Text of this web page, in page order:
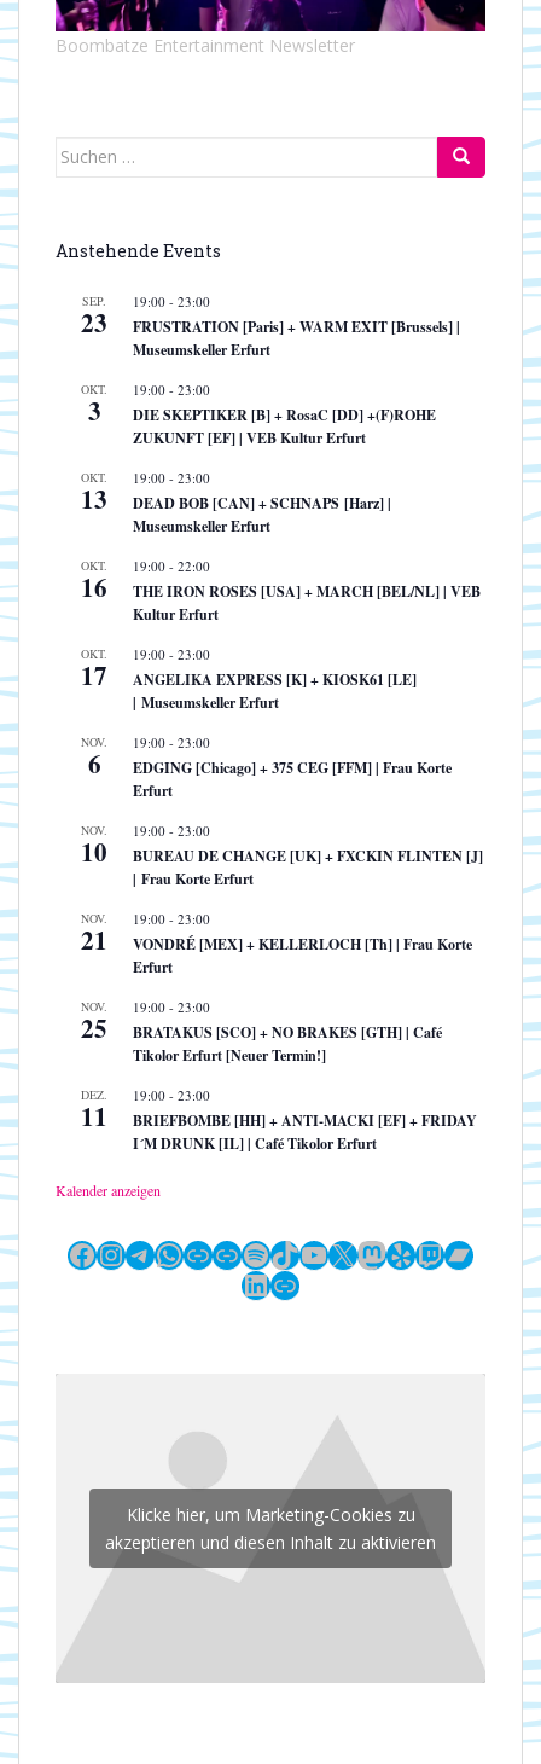
Boombatze Entertainment Newsletter
Suchen
Anstehende Events
SEP.
23
19:00 - 23:00
FRUSTRATION [Paris] + WARM EXIT [Brussels] |
Museumskeller Erfurt
OKT.
3
19:00 - 23:00
DIE SKEPTIKER [B] + RosaC [DD] +(F)ROHE
ZUKUNFT [EF] | VEB Kultur Erfurt
OKT.
13
19:00 - 23:00
DEAD BOB [CAN] + SCHNAPS [Harz] |
Museumskeller Erfurt
OKT.
16
19:00 - 22:00
THE IRON ROSES [USA] + MARCH [BEL/NL] | VEB
Kultur Erfurt
OKT.
17
19:00 - 23:00
ANGELIKA EXPRESS [K] + KIOSK61 [LE]
| Museumskeller Erfurt
NOV.
6
19:00 - 23:00
EDGING [Chicago] + 375 CEG [FFM] | Frau Korte
Erfurt
NOV.
10
19:00 - 23:00
BUREAU DE CHANGE [UK] + FXCKIN FLINTEN [J]
| Frau Korte Erfurt
NOV.
21
19:00 - 23:00
VONDRÉ [MEX] + KELLERLOCH [Th] | Frau Korte
Erfurt
NOV.
25
19:00 - 23:00
BRATAKUS [SCO] + NO BRAKES [GTH] | Café
Tikolor Erfurt [Neuer Termin!]
DEZ.
11
19:00 - 23:00
BRIEFBOMBE [HH] + ANTI-MACKI [EF] + FRIDAY
I´M DRUNK [IL] | Café Tikolor Erfurt
Kalender anzeigen
Facebook
Instagram
Telegram
WhatsApp
LinkLinkSpotify
TikTok
YouTube
X Mastodon
YelpTwitch
LinkedIn
Link
Klicke hier, um Marketing-Cookies zu
akzeptieren und diesen Inhalt zu aktivieren